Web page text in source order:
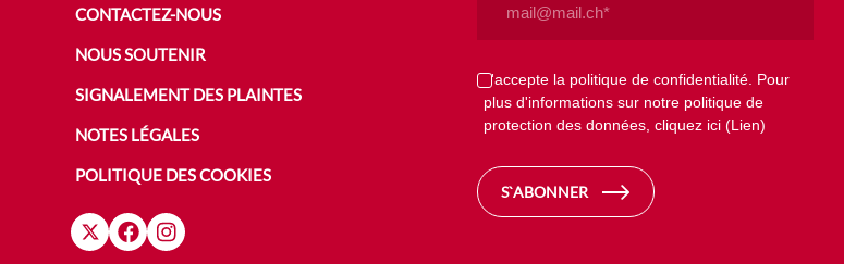
CONTACTEZ-NOUS
NOUS SOUTENIR
SIGNALEMENT DES PLAINTES
NOTES LÉGALES
POLITIQUE DES COOKIES
Privacy
(Nécessaire)
J'accepte la politique de confidentialité. Pour
plus d'informations sur notre politique de
protection des données, cliquez ici (Lien)
S`ABONNER